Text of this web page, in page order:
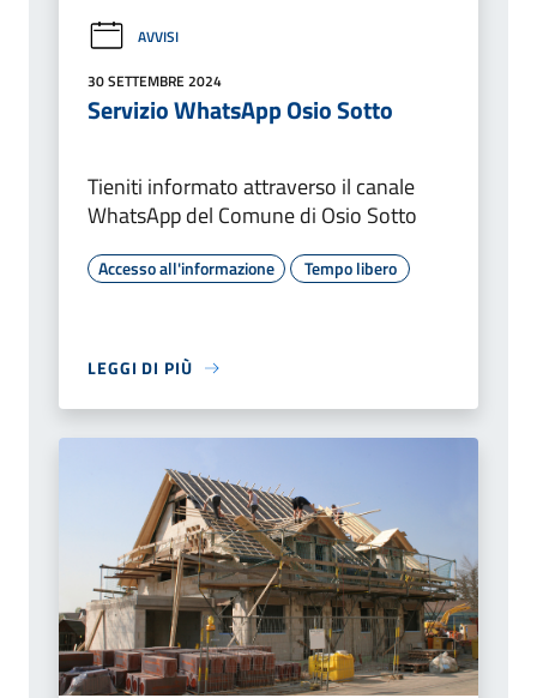
AVVISI
30 SETTEMBRE 2024
Servizio WhatsApp Osio Sotto
Tieniti informato attraverso il canale
WhatsApp del Comune di Osio Sotto
Accesso all'informazione Tempo libero
LEGGI DI PIÙ